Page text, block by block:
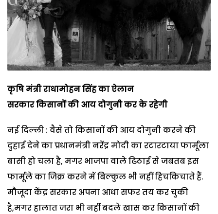
कृषि मंत्री राधामोहन सिंह का ऐलान
सरकार किसानों की आय दोगुनी कर के रहेगी
नई दिल्ली : वैसे तो किसानों की आय दोगुनी करने की
दुहाई देने का प्रधानमंत्री नरेंद्र मोदी का रटारटाया फार्मूला
बासी हो चला है, मगर भाजपा वाले ढिठाई से जबतब इस
फार्मूले का जिक्र करने में बिल्कुल भी नहीं हिचकिचाते हैं.
मौजूदा केंद्र सरकार अपना आधा सफर तय कर चुकी
है,मगर हालात जरा भी नहीं बदले खास कर किसानों की